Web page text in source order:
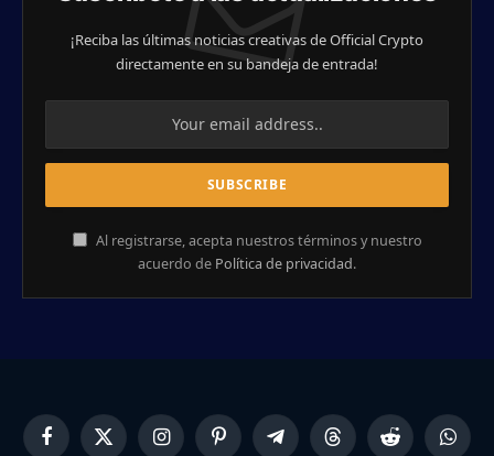
¡Reciba las últimas noticias creativas de Official Crypto
directamente en su bandeja de entrada!
Al registrarse, acepta nuestros términos y nuestro
acuerdo de Política de privacidad.
FacebookX InstagramPinterestTelegramThreads Reddit